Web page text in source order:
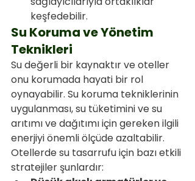
keşfedebilir.
Su Koruma ve Yönetim
Teknikleri
Su değerli bir kaynaktır ve oteller
onu korumada hayati bir rol
oynayabilir. Su koruma tekniklerinin
uygulanması, su tüketimini ve su
arıtımı ve dağıtımı için gereken ilgili
enerjiyi önemli ölçüde azaltabilir.
Otellerde su tasarrufu için bazı etkili
stratejiler şunlardır: